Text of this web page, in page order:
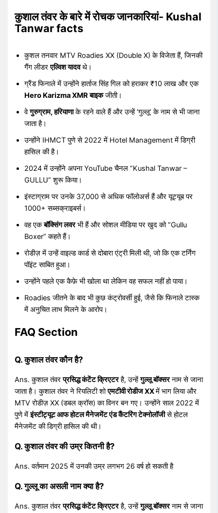
कुशाल तंवर के बारे में रोचक जानकारियां- Kushal
Tanwar facts
कुशल तनवार MTV Roadies XX (Double X) के विजेता हैं, जिनकी
गैंग लीडरएल्विश यादवथे।
ग्रैंड फिनाले में उन्होंने हार्ताज सिंह गिल को हराकर ₹10 लाख और एक
Hero Karizma XMR बाइकजीती।
वेगुरुग्राम, हरियाणाके रहने वाले हैं और उन्हें ‘गुल्लू’ के नाम से भी जाना
जाता है।
उन्होंने IHMCT पुणे से 2022 में Hotel Management में डिग्री
हासिल की है।
2024 में उन्होंने अपना YouTube चैनल “Kushal Tanwar –
GULLU” शुरू किया।
इंस्टाग्राम पर उनके 37,000 से अधिक फॉलोअर्स हैं और यूट्यूब पर
1000+ सब्सक्राइबर्स।
वह एकबॉक्सिंग लवरभी हैं और सोशल मीडिया पर खुद को “Gullu
Boxer” कहते हैं।
रोडीज़ में उन्हें वाइल्ड कार्ड से दोबारा एंट्री मिली थी, जो कि एक टर्निंग
पॉइंट साबित हुआ।
उन्होंने पहले एक कैफ़े भी खोला था लेकिन वह सफल नहीं हो पाया।
Roadies जीतने के बाद भी कुछ कंट्रोवर्सी हुई, जैसे कि फिनाले टास्क
में अनुचित लाभ मिलने के आरोप।
FAQ Section
Q. कुशाल तंवर कौन है?
Ans. कुशाल तंवरप्रसिद्ध कंटेंट क्रिएटरहै, उन्हेंगुल्लू बॉक्सरनाम से जाना
जाता है। कुशाल तंवर ने रियलिटी शोएमटीवी रोडीज XXमें भाग लिया और
MTV रोडीज़ XX (डबल क्रॉस) का विनर बन गए। उन्होंने साल 2022 में
पुणे मेंइंस्टीट्यूट आफ होटल मैनेजमेंट एंड कैंटरिंग टेक्नोलॉजीसे होटल
मैनेजमेंट की डिग्री हासिल की थी।
Q. कुशाल तंवर की उम्र कितनी है?
Ans. वर्तमान 2025 में उनकी उम्र लगभग 26 वर्ष हो सकती है
Q. गुल्लू का असली नाम क्या है?
Ans. कुशाल तंवरप्रसिद्ध कंटेंट क्रिएटरहै, उन्हेंगुल्लू बॉक्सरनाम से जाना